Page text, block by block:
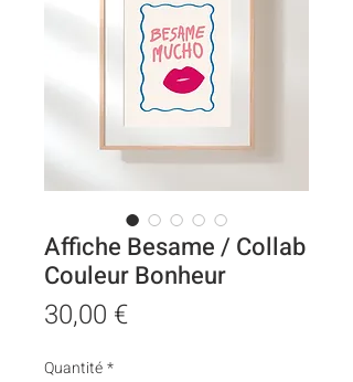
Affiche Besame / Collab
Couleur Bonheur
30,00 €Prix
Quantité*